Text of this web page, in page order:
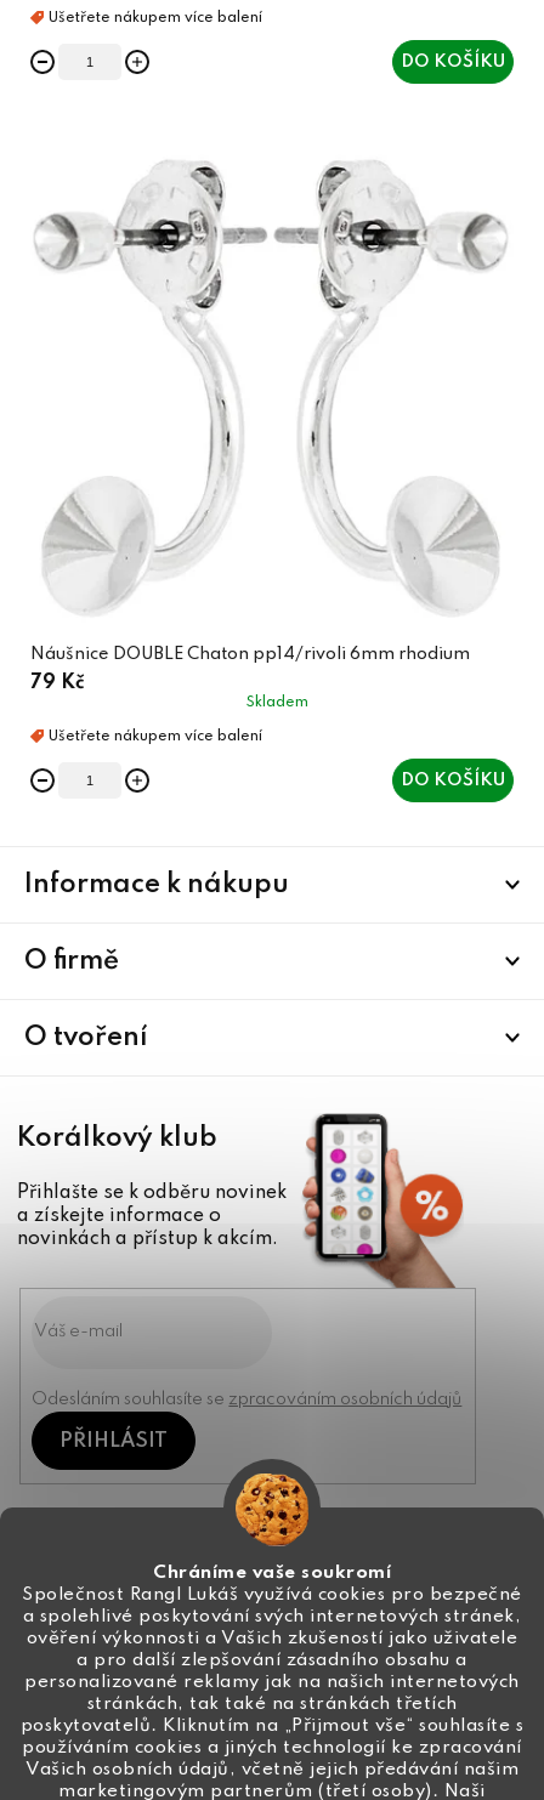
Chráníme vaše soukromí
Společnost Rangl Lukáš využívá cookies pro bezpečné
a spolehlivé poskytování svých internetových stránek,
ověření výkonnosti a Vašich zkušeností jako uživatele
a pro další zlepšování zásadního obsahu a
personalizované reklamy jak na našich internetových
stránkách, tak také na stránkách třetích
poskytovatelů. Kliknutím na „Přijmout vše“ souhlasíte s
používáním cookies a jiných technologií ke zpracování
Vašich osobních údajů, včetně jejich předávání našim
marketingovým partnerům (třetí osoby). Naši
DO KOŠÍKU
Náušnice DOUBLE Chaton pp14/rivoli 6mm rhodium
79 Kč
Skladem
DO KOŠÍKU
Informace k nákupu
O firmě
O tvoření
Korálkový klub
Přihlašte se k odběru novinek
a získejte informace o
novinkách a přístup k akcím.
Odesláním souhlasíte se zpracováním osobních údajů
PŘIHLÁSIT
info@ceske-koralky.cz
+420 774 444 191